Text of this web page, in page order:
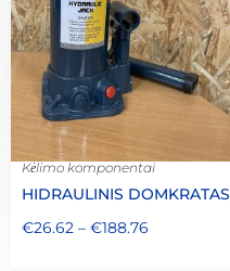
Kėlimo komponentai
HIDRAULINIS DOMKRATAS
€26.62 – €188.76